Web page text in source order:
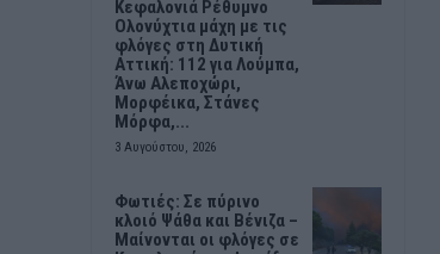
Κεφαλονιά Ρέθυμνο
Ολονύχτια μάχη με τις
φλόγες στη Δυτική
Αττική: 112 για Λούμπα,
Άνω Αλεποχώρι,
Μορφέικα, Στάνες
Μόρφα,...
3 Αυγούστου, 2026
Φωτιές: Σε πύρινο
κλοιό Ψάθα και Βένιζα –
Μαίνονται οι φλόγες σε